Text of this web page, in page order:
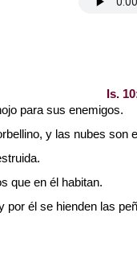
Is.
para sus enemigos.
y las nubes son
que en él habitan.
por él se hienden las